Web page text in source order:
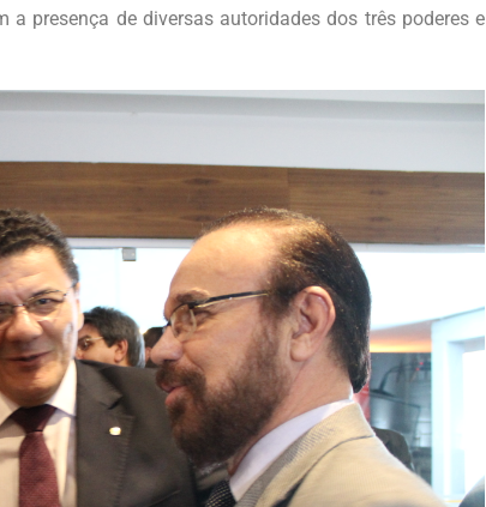
presença de diversas autoridades dos três poderes e